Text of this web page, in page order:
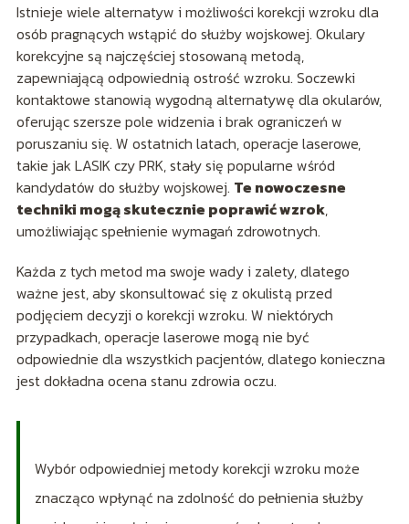
Istnieje wiele alternatyw i możliwości korekcji wzroku dla
osób pragnących wstąpić do służby wojskowej. Okulary
korekcyjne są najczęściej stosowaną metodą,
zapewniającą odpowiednią ostrość wzroku. Soczewki
kontaktowe stanowią wygodną alternatywę dla okularów,
oferując szersze pole widzenia i brak ograniczeń w
poruszaniu się. W ostatnich latach, operacje laserowe,
takie jak LASIK czy PRK, stały się popularne wśród
kandydatów do służby wojskowej. Te nowoczesne
techniki mogą skutecznie poprawić wzrok,
umożliwiając spełnienie wymagań zdrowotnych.
Każda z tych metod ma swoje wady i zalety, dlatego
ważne jest, aby skonsultować się z okulistą przed
podjęciem decyzji o korekcji wzroku. W niektórych
przypadkach, operacje laserowe mogą nie być
odpowiednie dla wszystkich pacjentów, dlatego konieczna
jest dokładna ocena stanu zdrowia oczu.
Wybór odpowiedniej metody korekcji wzroku może
znacząco wpłynąć na zdolność do pełnienia służby